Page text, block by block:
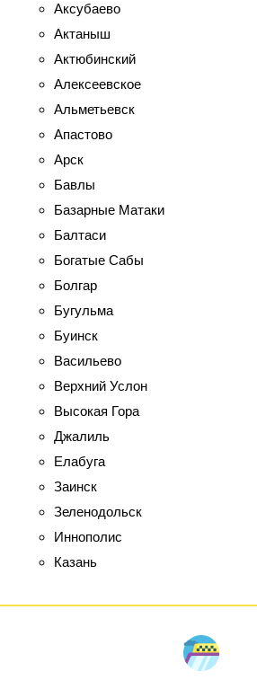
Аксубаево
Актаныш
Актюбинский
Алексеевское
Альметьевск
Апастово
Арск
Бавлы
Базарные Матаки
Балтаси
Богатые Сабы
Болгар
Бугульма
Буинск
Васильево
Верхний Услон
Высокая Гора
Джалиль
Елабуга
Заинск
Зеленодольск
Иннополис
Казань